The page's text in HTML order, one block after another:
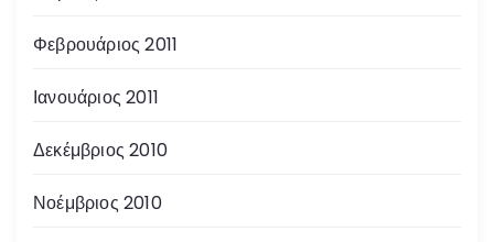
Φεβρουάριος 2011
Ιανουάριος 2011
Δεκέμβριος 2010
Νοέμβριος 2010